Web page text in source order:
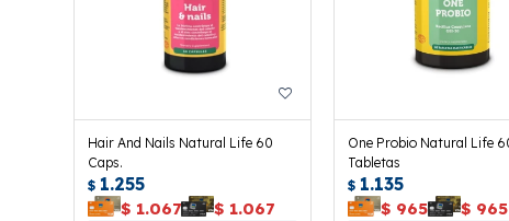
Hair And Nails Natural Life 60
Caps.
$ 1.255
$ 1.067 $ 1.067
One Probio Natural Life
Tabletas
$ 1.135
$ 965 $ 965